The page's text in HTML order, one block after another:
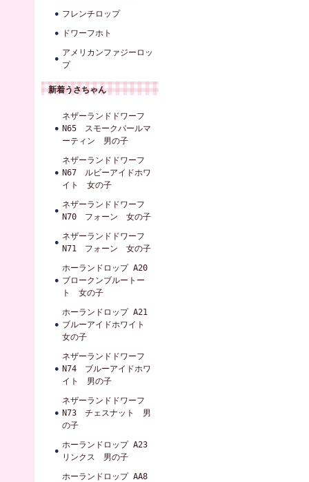
フレンチロップ
ドワーフホト
アメリカンファジーロッ
プ
新着うさちゃん
ネザーランドドワーフ
N65 スモークパールマ
ーティン 男の子
ネザーランドドワーフ
N67 ルビーアイドホワ
イト 女の子
ネザーランドドワーフ
N70 フォーン 女の子
ネザーランドドワーフ
N71 フォーン 女の子
ホーランドロップ A20
ブロークンブルートー
ト 女の子
ホーランドロップ A21
ブルーアイドホワイト
女の子
ネザーランドドワーフ
N74 ブルーアイドホワ
イト 男の子
ネザーランドドワーフ
N73 チェスナット 男
の子
ホーランドロップ A23
リンクス 男の子
ホーランドロップ AA8